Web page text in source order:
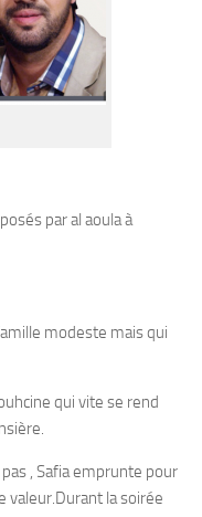
par al aoula à
modeste mais qui
qui vite se rend
, Safia emprunte pour
valeur.Durant la soirée